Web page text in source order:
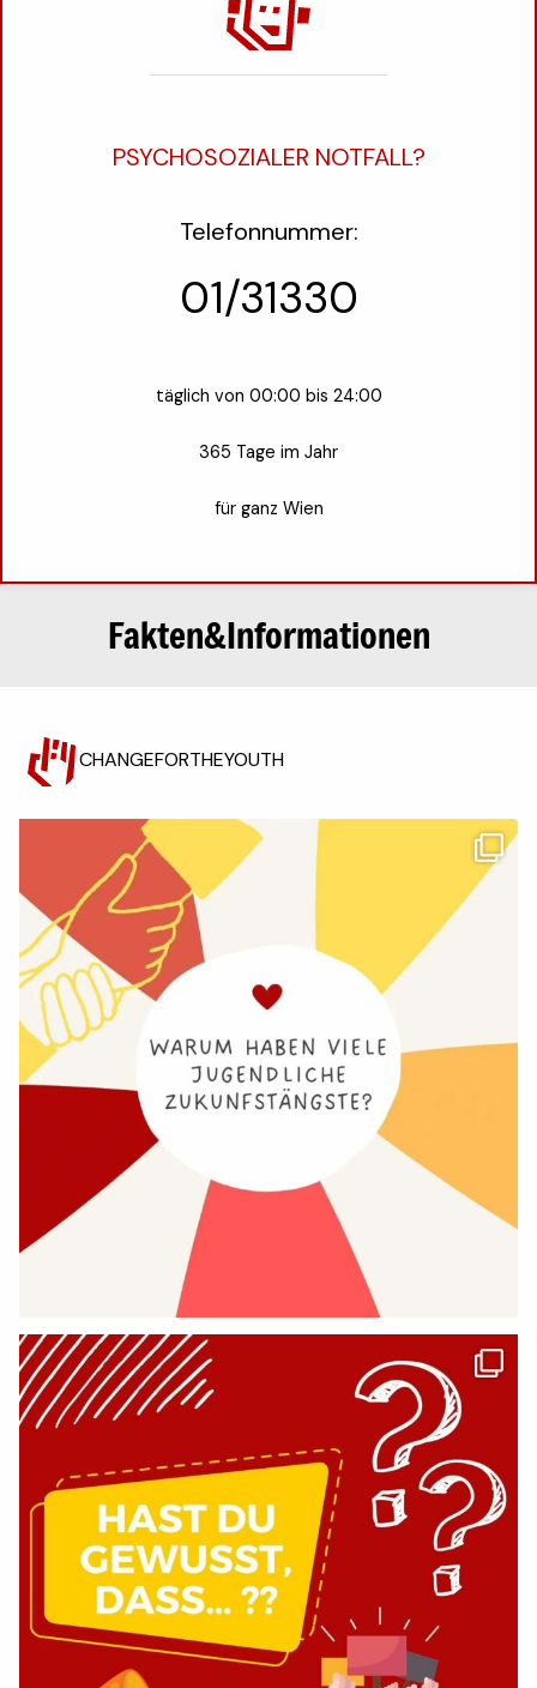
PSYCHOSOZIALER NOTFALL?
Telefonnummer:
01/31330
täglich von 00:00 bis 24:00
365 Tage im Jahr
für ganz Wien
Fakten&Informationen
CHANGEFORTHEYOUTH